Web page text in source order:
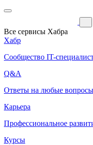
Все сервисы Хабра
Хабр
Сообщество IT-
Q&A
Ответы на любые
Карьера
Профессиональное
Курсы